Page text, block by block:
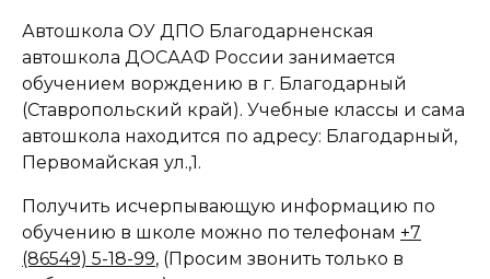
Автошкола ОУ ДПО Благодарненская
автошкола ДОСААФ России занимается
обучением ворждению в г. Благодарный
(Ставропольский край). Учебные классы и сама
автошкола находится по адресу: Благодарный,
Первомайская ул.,1.
Получить исчерпывающую информацию по
обучению в школе можно по телефонам +7
(86549) 5-18-99, (Просим звонить только в